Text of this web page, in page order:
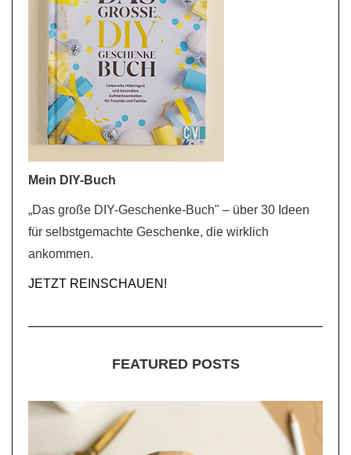
Mein DIY-Buch
„Das große DIY-Geschenke-Buch" – über 30 Ideen
für selbstgemachte Geschenke, die wirklich
ankommen.
JETZT REINSCHAUEN!
FEATURED POSTS